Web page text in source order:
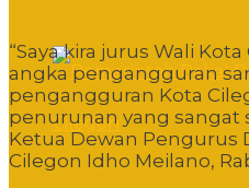
“Saya kira jurus Wali
angka pengangguran
pengangguran Kota
penurunan yang sangat
Ketua Dewan Pengurus
Cilegon Idho Meilano,